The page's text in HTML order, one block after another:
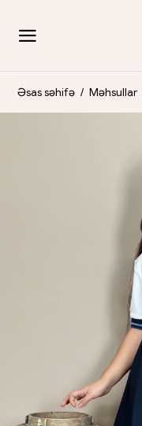
Əsas səhifə / Məhsullar